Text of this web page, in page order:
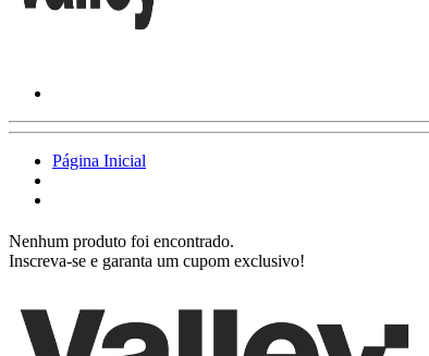
Página Inicial
Nenhum produto foi encontrado.
Inscreva-se e garanta um cupom exclusivo!